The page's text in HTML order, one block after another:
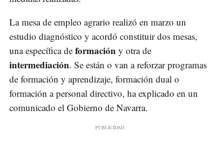
La mesa de empleo agrario realizó en marzo un
estudio diagnóstico y acordó constituir dos mesas,
una específica de formación y otra de
intermediación. Se están o van a reforzar programas
de formación y aprendizaje, formación dual o
formación a personal directivo, ha explicado en un
comunicado el Gobierno de Navarra.